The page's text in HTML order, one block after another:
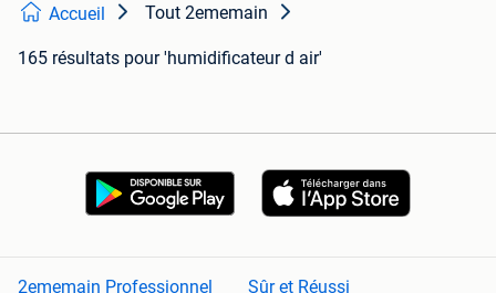
Accueil Tout 2ememain
165 résultats pour 'humidificateur d air'
2ememain Professionnel Sûr et Réussi